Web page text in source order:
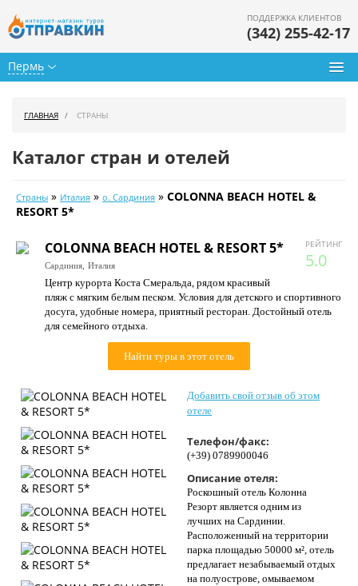
Пермь
ПОДДЕРЖКА КЛИЕНТОВ
(342) 255-42-17
Календарь туров
Цены дня
Страны
Как купить
ГЛАВНАЯ СТРАНЫ
Каталог стран и отелей
Страны » Италия » о. Сардиния » COLONNA BEACH HOTEL &
RESORT 5*
РЕЙТИНГ
5.0
COLONNA BEACH HOTEL & RESORT 5*
Сардиния, Италия
Центр курорта Коста Смеральда, рядом красивый
пляж с мягким белым песком. Условия для детского и спортивного
досуга, удобные номера, приятный ресторан. Достойный отель
для семейного отдыха.
Найти туры в этот отель
Добавить свой отзыв об этом
отеле
Телефон/факс:
(+39) 0789900046
Описание отеля:
Роскошный отель Колонна
Резорт является одним из
лучших на Сардинии.
Расположенный на территории
парка площадью 50000 м², отель
предлагает незабываемый отдых
на полуострове, омываемом